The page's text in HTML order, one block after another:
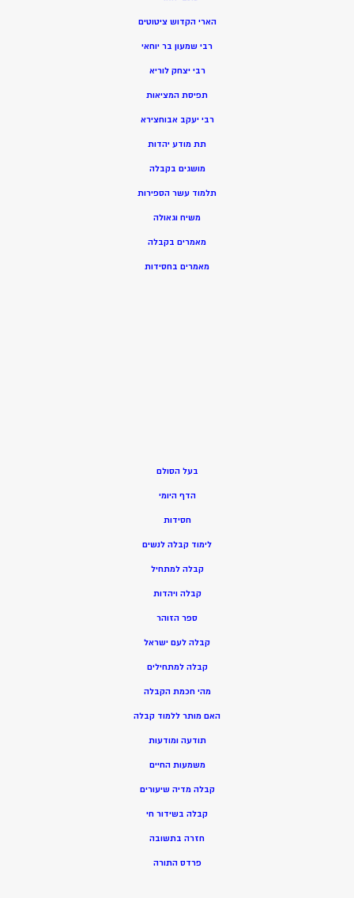
הארי הקדוש ציטוטים
רבי שמעון בר יוחאי
רבי יצחק לוריא
תפיסת המציאות
רבי יעקב אבוחצירא
תת מודע יהדות
מושגים בקבלה
תלמוד עשר הספירות
משיח וגאולה
מאמרים בקבלה
מאמרים בחסידות
בעל הסולם
הדף היומי
חסידות
לימוד קבלה לנשים
קבלה למתחיל
קבלה ויהדות
ספר הזוהר
קבלה לעם ישראל
קבלה למתחילים
מהי חכמת הקבלה
האם מותר ללמוד קבלה
תודעה ומודעות
משמעות החיים
קבלה מדיה שיעורים
קבלה בשידור חי
חזרה בתשובה
פרדס התורה